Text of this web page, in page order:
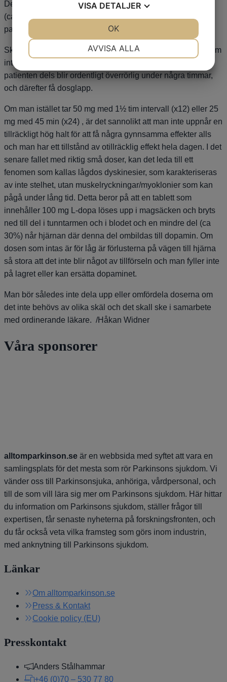
Det kan tas som tabletter 100 mg x 6 med ca 3 tim intervall
(ca kl 7, 10, 13, 16, 19, och 22). Med denna dosering får
patienten en bra funktion, utan överrörlighet eller dosglapp.
Skulle samma patient ta samma dos som 300 mg med 12 tim
intervall (x2), eller 200 mg med 6 tim intervall (x3) skulle
patienten dels blir ordentligt överrörlig under några timmar,
och därefter få dosglapp.
Om man istället tar 50 mg med 1½ tim intervall (x12) eller 25
mg med 45 min (x24) , är det sannolikt att man inte uppnår en
tillräckligt hög halt för att få några gynnsamma effekter alls
och man har ett tillstånd av otillräcklig effekt hela dagen. I det
senare fallet med riktig små doser, kan det leda till ett
fenomen som kallas lågdos dyskinesier, som karakteriseras
av inte stelhet, utan muskelryckningar/myoklonier som kan
pågå under lång tid. Detta beror på att en tablett som
innehåller 100 mg L-dopa löses upp i magsäcken och bryts
ned till del i tunntarmen och i blodet och en mindre del (ca
30%) når hjärnan där denna del ombildas till dopamin. Om
dosen som intas är för låg är förlusterna på vägen till hjärna
så stora att det inte blir något av tillförseln och man fyller inte
på lagret eller kan ersätta dopaminet.
Man bör således inte dela upp eller omfördela doserna om
det inte behövs av olika skäl och det skall ske i samarbete
med ordinerande läkare. /Håkan Widner
Våra sponsorer
alltomparkinson.se är en webbsida med syftet att vara en
samlingsplats för det mesta som rör Parkinsons sjukdom. Vi
vänder oss till Parkinsonsjuka, anhöriga, vårdpersonal, och
till de som vill lära sig mer om Parkinsons sjukdom. Här hittar
du information om Parkinsons sjukdom, ställer frågor till
expertisen, får senaste nyheterna på forskningsfronten, och
du får också veta vilka framsteg som görs inom industrin,
med anknytning till Parkinsons sjukdom.
Länkar
Om alltomparkinson.se
Press & Kontakt
Cookie policy (EU)
Presskontakt
Anders Stålhammar
+46 (0)70 – 530 77 80
VISA DETALJER
MARKNADSFÖRING STATISTIK
AVVISA ALLA
OK